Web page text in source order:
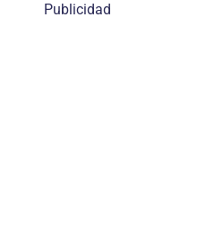
Publicidad